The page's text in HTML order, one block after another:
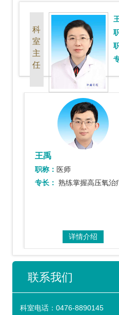
科
室
主
任
王禹
职称： 医师
专长： 熟练掌握高压氧治疗基础理论与临床操作规范，可独立完
详情介绍
联系我们
科室电话： 0476-8890145